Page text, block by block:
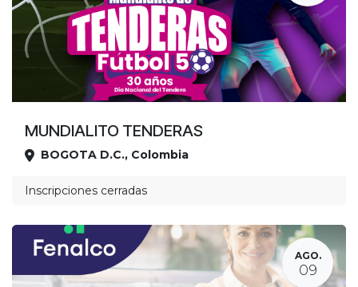
MUNDIALITO TENDERAS
Ubicación
BOGOTA D.C., Colombia
Inscripciones cerradas
AGO.
09